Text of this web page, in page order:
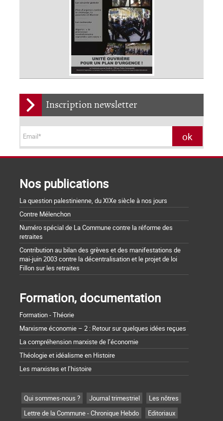
Inscription newsletter
Nos publications
La question palestinienne, du XIXe siècle à nos jours
Contre Mélenchon
Numéro spécial de La Commune contre la réforme des
retraites
Contribution au bilan des grèves et des manifestations de
mai-juin 2003 contre la décentralisation et le projet de loi
Fillon sur les retraites
Formation, documentation
Formation - Théorie
Marxisme économie – 2 : Retour sur quelques idées reçues
La compréhension marxiste de l’économie
Théologie et idéalisme en Histoire
Les marxistes et l’histoire
Qui sommes-nous ? Journal trimestriel
Les nôtres
Lettre de la Commune - Chronique Hebdo
Editoriaux